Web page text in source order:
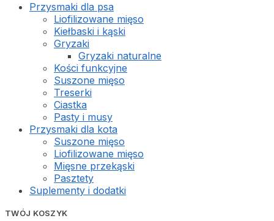
Przysmaki dla psa
Liofilizowane mięso
Kiełbaski i kąski
Gryzaki
Gryzaki naturalne
Kości funkcyjne
Suszone mięso
Treserki
Ciastka
Pasty i musy
Przysmaki dla kota
Suszone mięso
Liofilizowane mięso
Mięsne przekąski
Pasztety
Suplementy i dodatki
TWÓJ KOSZYK